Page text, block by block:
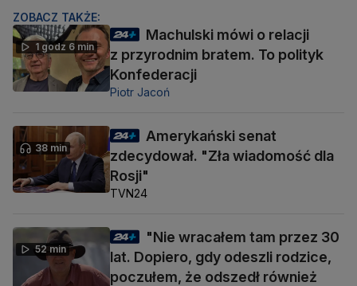
ZOBACZ TAKŻE:
1 godz 6 min
Machulski mówi o relacji
z przyrodnim bratem. To polityk
Konfederacji
Piotr Jacoń
38 min
Amerykański senat
zdecydował. "Zła wiadomość dla
Rosji"
TVN24
52 min
"Nie wracałem tam przez 30
lat. Dopiero, gdy odeszli rodzice,
poczułem, że odszedł również